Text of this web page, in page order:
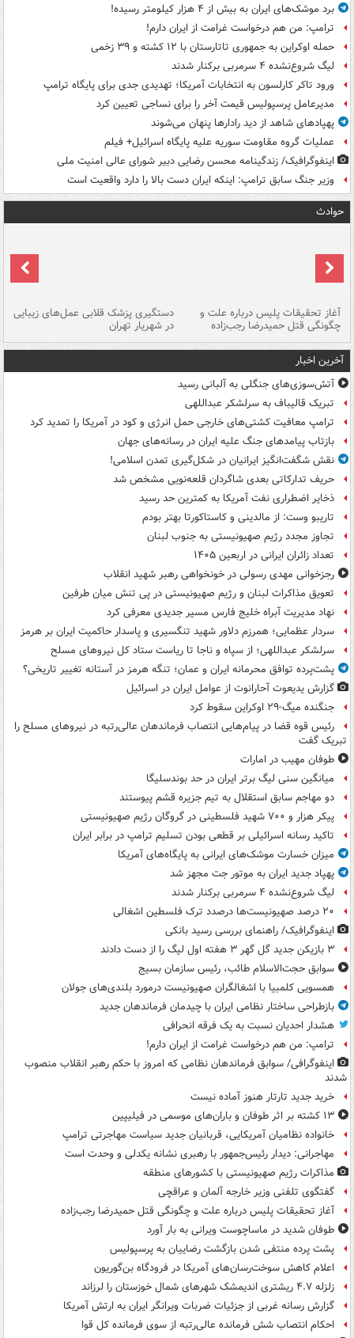
برد موشک‌های ایران به بیش از ۴ هزار کیلومتر رسیده!
ترامپ: من هم درخواست غرامت از ایران دارم!
حمله اوکراین به جمهوری تاتارستان با ۱۲ کشته و ۳۹ زخمی
لیگ شروع‌نشده ۴ سرمربی برکنار شدند
ورود تاکر کارلسون به انتخابات آمریکا؛ تهدیدی جدی برای پایگاه ترامپ
مدیرعامل پرسپولیس قیمت آخر را برای نساجی تعیین کرد
پهپادهای شاهد از دید رادارها پنهان می‌شوند
عملیات گروه مقاومت سوریه علیه پایگاه اسرائیل+ فیلم
اینفوگرافیک/ زندگینامه محسن رضایی دبیر شورای عالی امنیت‌ ملی
وزیر جنگ سابق ترامپ: اینکه ایران دست بالا را دارد واقعیت است
حوادث
آغاز تحقیقات پلیس درباره علت و
چگونگی قتل حمیدرضا رجب‌زاده
دستگیری پزشک قلابی عمل‌های زیبایی
در شهریار تهران
آخرین اخبار
آتش‌سوزی‌های جنگلی به آلبانی رسید
تبریک قالیباف به سرلشکر عبداللهی
ترامپ معافیت کشتی‌های خارجی حمل انرژی و کود در آمریکا را تمدید کرد
بازتاب پیامدهای جنگ علیه ایران در رسانه‌های جهان
نقش شگفت‌انگیز ایرانیان در شکل‌گیری تمدن اسلامی!
حریف تدارکاتی بعدی شاگردان قلعه‌نویی مشخص شد
ذخایر اضطراری نفت آمریکا به کمترین حد رسید
تاریبو وست: از مالدینی و کاستاکورتا بهتر بودم
تجاوز مجدد رژیم صهیونیستی به جنوب لبنان
تعداد زائران ایرانی در اربعین ۱۴۰۵
رجزخوانی مهدی رسولی در خونخواهی رهبر شهید انقلاب
تعویق مذاکرات لبنان و رژیم صهیونیستی در پی تنش میان طرفین
نهاد مدیریت آبراه خلیج فارس مسیر جدیدی معرفی کرد
سردار عظمایی؛ همرزم دلاور شهید تنگسیری و پاسدار حاکمیت ایران بر هرمز
سرلشکر عبداللهی؛ از سپاه و ناجا تا ریاست ستاد کل نیروهای مسلح
پشت‌پرده توافق محرمانه ایران و عمان؛ تنگه هرمز در آستانه تغییر تاریخی؟
گزارش یدیعوت آحارانوت از عوامل ایران در اسرائیل
جنگنده میگ-۲۹ اوکراین سقوط کرد
رئیس قوه قضا در پیام‌هایی انتصاب‌ فرماندهان عالی‌رتبه در نیروهای مسلح را
تبریک گفت
طوفان مهیب در امارات
میانگین سنی لیگ برتر ایران در حد بوندسلیگا
دو مهاجم سابق استقلال به تیم جزیره قشم پیوستند
پیکر هزار و ۷۰۰ شهید فلسطینی در گروگان رژیم صهیونیستی
تاکید رسانه اسرائیلی بر قطعی بودن تسلیم ترامپ در برابر ایران
میزان خسارت موشک‌های ایرانی به پایگاه‌های آمریکا
پهپاد جدید ایران به موتور جت مجهز شد
لیگ شروع‌نشده ۴ سرمربی برکنار شدند
۲۰ درصد صهیونیست‌ها درصدد ترک فلسطین اشغالی
اینفوگرافیک/ راهنمای بررسی رسید بانکی
۳ بازیکن جدید گل گهر ۳ هفته اول لیگ را از دست دادند
سوابق حجت‌الاسلام طائب، رئیس سازمان بسیج
همسویی کلمبیا با اشغالگران صهیونیست درمورد بلندی‌های جولان
بازطراحی ساختار نظامی ایران با چیدمان فرماندهان جدید
هشدار احدیان نسبت به یک فرقه انحرافی
ترامپ: من هم درخواست غرامت از ایران دارم!
اینفوگرافی/ سوابق فرماندهان نظامی که امروز با حکم رهبر انقلاب منصوب
شدند
خرید جدید تارتار هنوز آماده نیست
۱۳ کشته بر اثر طوفان و باران‌های موسمی در فیلیپین
خانواده نظامیان آمریکایی، قربانیان جدید سیاست مهاجرتی ترامپ
مهاجرانی: دیدار رئیس‌جمهور با رهبری نشانه یکدلی و وحدت است
مذاکرات رژیم صهیونیستی با کشورهای منطقه
گفتگوی تلفنی وزیر خارجه آلمان و عراقچی
آغاز تحقیقات پلیس درباره علت و چگونگی قتل حمیدرضا رجب‌زاده
طوفان شدید در ماساچوست ویرانی به بار آورد
پشت پرده منتفی شدن بازگشت رضاییان به پرسپولیس
اعلام کاهش سوخت‌رسان‌های آمریکا در فرودگاه بن‌گوریون
زلزله ۴.۷ ریشتری اندیمشک شهرهای شمال خوزستان را لرزاند
گزارش رسانه غربی از جزئیات ضربات ویرانگر ایران به ارتش آمریکا
احکام انتصاب شش فرمانده عالی‌رتبه از سوی فرمانده کل قوا